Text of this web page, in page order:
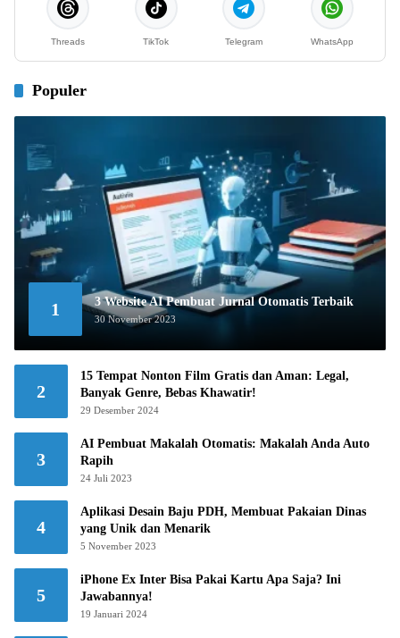
Threads TikTok Telegram WhatsApp
Populer
1 3 Website AI Pembuat Jurnal Otomatis Terbaik
30 November 2023
2
15 Tempat Nonton Film Gratis dan Aman: Legal,
Banyak Genre, Bebas Khawatir!
29 Desember 2024
3
AI Pembuat Makalah Otomatis: Makalah Anda Auto
Rapih
24 Juli 2023
4
Aplikasi Desain Baju PDH, Membuat Pakaian Dinas
yang Unik dan Menarik
5 November 2023
5
iPhone Ex Inter Bisa Pakai Kartu Apa Saja? Ini
Jawabannya!
19 Januari 2024